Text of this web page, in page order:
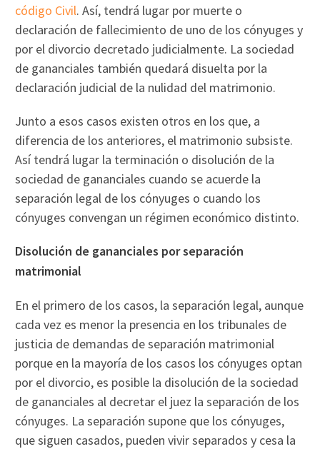
código Civil. Así, tendrá lugar por muerte o
declaración de fallecimiento de uno de los cónyuges y
por el divorcio decretado judicialmente. La sociedad
de gananciales también quedará disuelta por la
declaración judicial de la nulidad del matrimonio.
Junto a esos casos existen otros en los que, a
diferencia de los anteriores, el matrimonio subsiste.
Así tendrá lugar la terminación o disolución de la
sociedad de gananciales cuando se acuerde la
separación legal de los cónyuges o cuando los
cónyuges convengan un régimen económico distinto.
Disolución de gananciales por separación
matrimonial
En el primero de los casos, la separación legal, aunque
cada vez es menor la presencia en los tribunales de
justicia de demandas de separación matrimonial
porque en la mayoría de los casos los cónyuges optan
por el divorcio, es posible la disolución de la sociedad
de gananciales al decretar el juez la separación de los
cónyuges. La separación supone que los cónyuges,
que siguen casados, pueden vivir separados y cesa la